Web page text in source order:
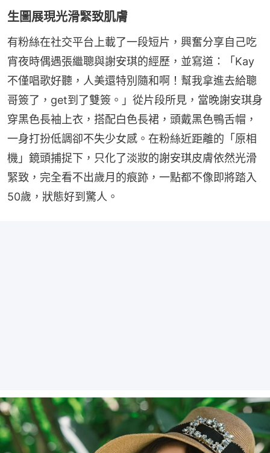
生圖展現光滑緊致肌膚
有粉絲在社交平台上載了一段短片，興奮分享自己吃
宵夜時偶遇張繼聰與謝安琪的經歷，並寫道：「Kay
不僅唱歌好聽，人美還特別隨和啊！幫我拿進去給聰
哥簽了，get到了雙簽。」從片段所見，當晚謝安琪身
穿黑色長袖上衣，搭配白色長裙，頭戴黑色鴨舌帽，
一身打扮低調卻不失少女感。在粉絲近距離的「原相
機」鏡頭捕捉下，只化了淡妝的謝安琪皮膚依然光滑
緊致，完全看不出歲月的痕跡，一點都不像即將踏入
50歲，狀態好到驚人。